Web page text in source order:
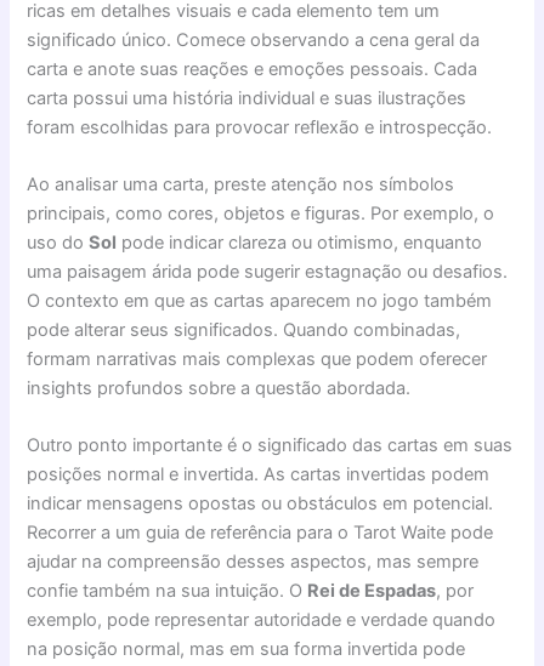
ricas em detalhes visuais e cada elemento tem um
significado único. Comece observando a cena geral da
carta e anote suas reações e emoções pessoais. Cada
carta possui uma história individual e suas ilustrações
foram escolhidas para provocar reflexão e introspecção.
Ao analisar uma carta, preste atenção nos símbolos
principais, como cores, objetos e figuras. Por exemplo, o
uso doSol pode indicar clareza ou otimismo, enquanto
uma paisagem árida pode sugerir estagnação ou desafios.
O contexto em que as cartas aparecem no jogo também
pode alterar seus significados. Quando combinadas,
formam narrativas mais complexas que podem oferecer
insights profundos sobre a questão abordada.
Outro ponto importante é o significado das cartas em suas
posições normal e invertida. As cartas invertidas podem
indicar mensagens opostas ou obstáculos em potencial.
Recorrer a um guia de referência para o Tarot Waite pode
ajudar na compreensão desses aspectos, mas sempre
confie também na sua intuição. O Rei de Espadas, por
exemplo, pode representar autoridade e verdade quando
na posição normal, mas em sua forma invertida pode